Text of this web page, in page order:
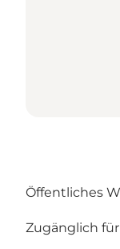
Öffentliches
Zugänglich